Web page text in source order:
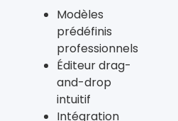
Modèles
prédéfinis
professionnels
Éditeur drag-
and-drop
intuitif
Intégration